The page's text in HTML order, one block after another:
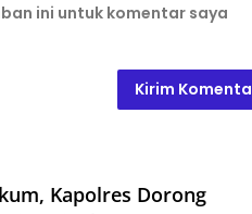
ini untuk komentar saya
Kapolres Dorong